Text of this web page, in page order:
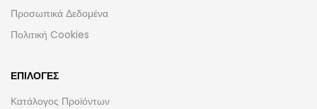
Προσωπικά Δεδομένα
Πολιτική Cookies
ΕΠΙΛΟΓΈΣ
Κατάλογος Προϊόντων